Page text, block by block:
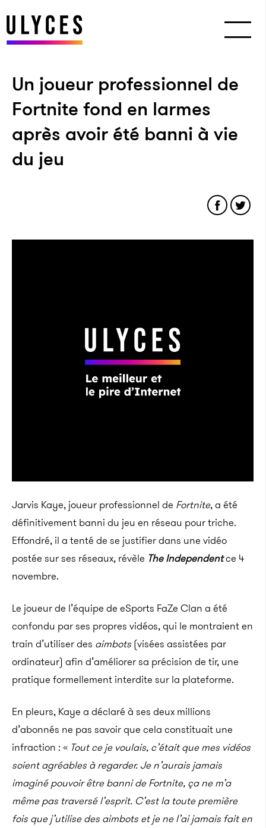
Un joueur professionnel de
Fortnite fond en larmes
après avoir été banni à vie
du jeu
Jarvis Kaye, joueur professionnel de Fortnite, a été
définitivement banni du jeu en réseau pour triche.
Effondré, il a tenté de se justifier dans une vidéo
postée sur ses réseaux, révèle The Independentce 4
novembre.
Le joueur de l’équipe de eSports FaZe Clan a été
confondu par ses propres vidéos, qui le montraient en
train d’utiliser des aimbots (visées assistées par
ordinateur) afin d’améliorer sa précision de tir, une
pratique formellement interdite sur la plateforme.
En pleurs, Kaye a déclaré à ses deux millions
d’abonnés ne pas savoir que cela constituait une
infraction : « Tout ce je voulais, c’était que mes vidéos
soient agréables à regarder. Je n’aurais jamais
imaginé pouvoir être banni de Fortnite, ça ne m’a
même pas traversé l’esprit. C’est la toute première
fois que j’utilise des aimbots et je ne l’ai jamais fait en